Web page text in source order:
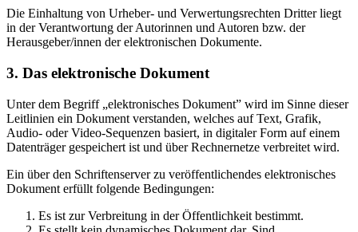
Die Einhaltung von Urheber- und Verwertungsrechten Dritter liegt
in der Verantwortung der Autorinnen und Autoren bzw. der
Herausgeber/innen der elektronischen Dokumente.
3. Das elektronische Dokument
Unter dem Begriff „elektronisches Dokument” wird im Sinne dieser
Leitlinien ein Dokument verstanden, welches auf Text, Grafik,
Audio- oder Video-Sequenzen basiert, in digitaler Form auf einem
Datenträger gespeichert ist und über Rechnernetze verbreitet wird.
Ein über den Schriftenserver zu veröffentlichendes elektronisches
Dokument erfüllt folgende Bedingungen:
Es ist zur Verbreitung in der Öffentlichkeit bestimmt.